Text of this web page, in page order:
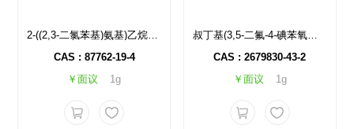
2-((2,3-二氯苯基)氨基)乙烷-1-醇
CAS : 87762-19-4
￥面议
1g
叔丁基(3,5-二氟-4-碘苯氧基)二甲基硅烷
CAS : 2679830-43-2
￥面议
1g